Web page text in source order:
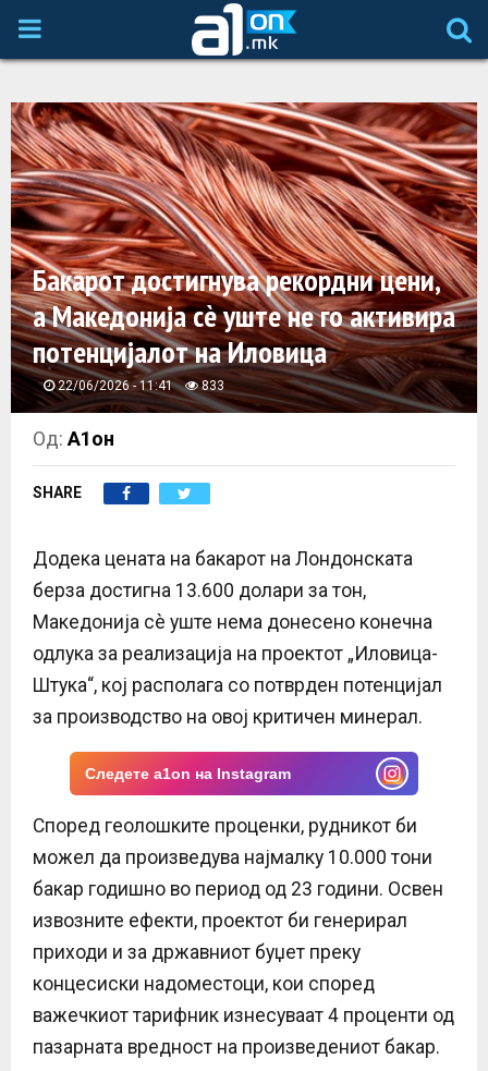
P
I
M
A
R
Y
M
E
N
U
Бакарот достигнува рекордни цени,
а Македонија сè уште не го активира
потенцијалот на Иловица
22/06/2026 - 11:41 833
Од:А1он
SHARE
Додека цената на бакарот на Лондонската
берза достигна 13.600 долари за тон,
Македонија сè уште нема донесено конечна
одлука за реализација на проектот „Иловица-
Штука“, кој располага со потврден потенцијал
за производство на овој критичен минерал.
Следете a1on на Instagram
Според геолошките проценки, рудникот би
можел да произведува најмалку 10.000 тони
бакар годишно во период од 23 години. Освен
извозните ефекти, проектот би генерирал
приходи и за државниот буџет преку
концесиски надоместоци, кои според
важечкиот тарифник изнесуваат 4 проценти од
пазарната вредност на произведениот бакар.